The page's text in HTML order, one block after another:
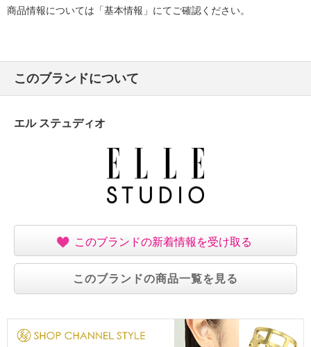
商品情報については「基本情報」にてご確認ください。
このブランドについて
エル ステュディオ
このブランドの新着情報を受け取る
このブランドの商品一覧を見る